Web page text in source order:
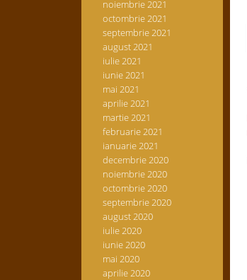
noiembrie 2021
octombrie 2021
septembrie 2021
august 2021
iulie 2021
iunie 2021
mai 2021
aprilie 2021
martie 2021
februarie 2021
ianuarie 2021
decembrie 2020
noiembrie 2020
octombrie 2020
septembrie 2020
august 2020
iulie 2020
iunie 2020
mai 2020
aprilie 2020